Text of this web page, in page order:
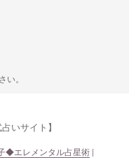
。
いサイト】
◆エレメンタル占星術